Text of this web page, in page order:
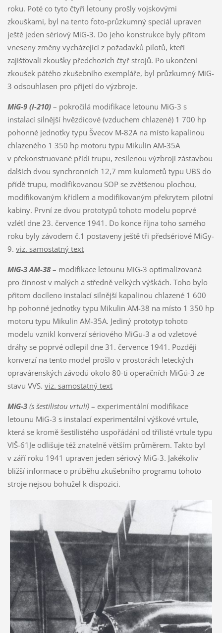
roku. Poté co tyto čtyři letouny prošly vojskovými
zkouškami, byl na tento foto-průzkumný speciál upraven
ještě jeden sériový MiG-3. Do jeho konstrukce byly přitom
vneseny změny vycházející z požadavků pilotů, kteří
zajišťovali zkoušky předchozích čtyř strojů. Po ukončení
zkoušek pátého zkušebního exempláře, byl průzkumný MiG-
3 odsouhlasen pro přijetí do výzbroje.
MiG-9 (I-210)– pokročilá modifikace letounu MiG-3 s
instalací silnější hvězdicové (vzduchem chlazené) 1 700 hp
pohonné jednotky typu Švecov M-82A na místo kapalinou
chlazeného 1 350 hp motoru typu Mikulin AM-35A
v překonstruované přídi trupu, zesílenou výzbrojí zástavbou
dalších dvou synchronních 12,7 mm kulometů typu UBS do
přídě trupu, modifikovanou SOP se zvětšenou plochou,
modifikovaným křídlem a modifikovaným překrytem pilotní
kabiny. První ze dvou prototypů tohoto modelu poprvé
vzlétl dne 23. července 1941. Do konce října toho samého
roku byly závodem č.1 postaveny ještě tři předsériové MiGy-
9. viz. samostatný text
MiG-3 AM-38– modifikace letounu MiG-3 optimalizovaná
pro činnost v malých a středně velkých výškách. Toho bylo
přitom docíleno instalací silnější kapalinou chlazené 1 600
hp pohonné jednotky typu Mikulin AM-38 na místo 1 350 hp
motoru typu Mikulin AM-35A. Jediný prototyp tohoto
modelu vznikl konverzí sériového MiGu-3 a od vzletové
dráhy se poprvé odlepil dne 31. července 1941. Později
konverzí na tento model prošlo v prostorách leteckých
opravárenských závodů okolo 80-ti operačních MiGů-3 ze
stavu VVS. viz. samostatný text
MiG-3 (s šestilistou vrtulí) – experimentální modifikace
letounu MiG-3 s instalací experimentální výškové vrtule,
která se kromě šestilistého uspořádání od třílisté vrtule typu
VIŠ-61Je odlišuje též znatelně větším průměrem. Takto byl
v září roku 1941 upraven jeden sériový MiG-3. Jakékoliv
bližší informace o průběhu zkušebního programu tohoto
stroje nejsou bohužel k dispozici.